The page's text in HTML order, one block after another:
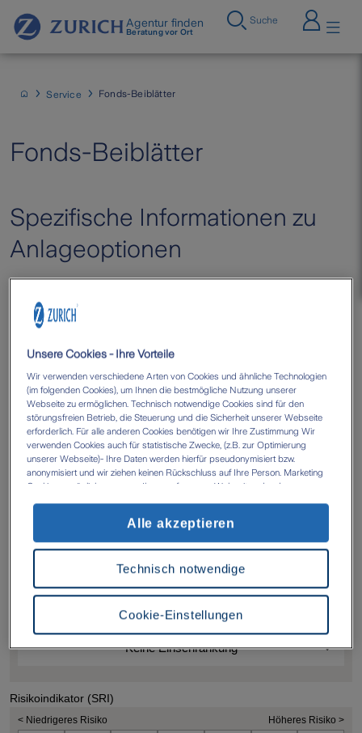
Agentur finden
Beratung vor Ort
Suche
Service Fonds-Beiblätter
Fonds-Beiblätter
Spezifische Informationen zu
Anlageoptionen
Kapitalanlage, zum Risiko, zu den Kosten sowie
aus unserem Angebot erhalten Sie über das
jeweilige Informationsblatt.
Unsere Cookies - Ihre Vorteile
Wir verwenden verschiedene Arten von Cookies und ähnliche Technologien
(im folgenden Cookies), um Ihnen die bestmögliche Nutzung unserer
Webseite zu ermöglichen. Technisch notwendige Cookies sind für den
störungsfreien Betrieb, die Steuerung und die Sicherheit unserer Webseite
erforderlich. Für alle anderen Cookies benötigen wir Ihre Zustimmung Wir
verwenden Cookies auch für statistische Zwecke, (z.B. zur Optimierung
unserer Webseite)- Ihre Daten werden hierfür pseudonymisiert bzw.
anonymisiert und wir ziehen keinen Rückschluss auf Ihre Person. Marketing
Cookies ermöglichen es uns, Ihnen auf unserer Webseite oder den
akzeptieren' erlauben Sie uns die Datenverarbeitung durch sämtliche dieser
Cookies durch uns oder unsere technologischen Partner, ggf. auch zu eigenen
Zwecken. Im Zusammenhang mit der Nutzung von Drittanbieter-Tools (z.B.
Google Analytics) kann es zu einer Datenübermittlung in Länder kommen, die
besteht dort das Risiko, dass Behörden die Daten nutzen und analysieren
sowie Ihre Betroffenenrechte nicht durchgesetzt werden können- Ihre
Einwilligung können Sie jederzeit über die Cookie Einstellungen mit Wirkung
für die Zukunft widerrufen. Weitere Informationen zu Cookies und der
Widerrufsmöglichkeit finden Sie unter den folgenden Links Datenschutz
Cookie-Einstellungen
Technisch notwendige
Alle akzeptieren